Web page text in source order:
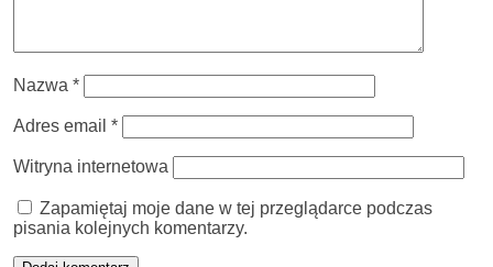
Nazwa *
Adres email *
Witryna internetowa
Zapamiętaj moje dane w tej przeglądarce podczas
pisania kolejnych komentarzy.